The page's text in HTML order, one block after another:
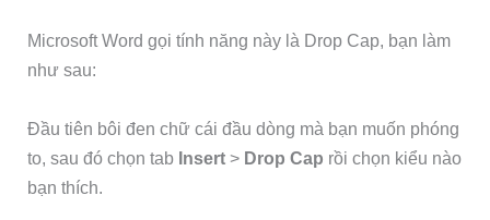
Microsoft Word gọi tính năng này là Drop Cap, bạn làm
như sau:
Đầu tiên bôi đen chữ cái đầu dòng mà bạn muốn phóng
to, sau đó chọn tab Insert > Drop Cap rồi chọn kiểu nào
bạn thích.